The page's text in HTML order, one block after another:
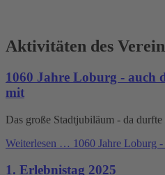
Aktivitäten des
1060 Jahre Loburg - auch
mit
Das große Stadtjubiläum - da
Weiterlesen … 1060 Jahre Loburg
1. Erlebnistag 2025